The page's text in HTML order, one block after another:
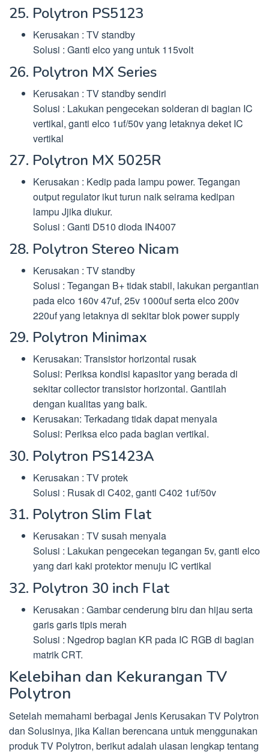
25. Polytron PS5123
Kerusakan : TV standby
Solusi : Ganti elco yang untuk 115volt
26. Polytron MX Series
Kerusakan : TV standby sendiri
Solusi : Lakukan pengecekan solderan di bagian IC
vertikal, ganti elco 1uf/50v yang letaknya deket IC
vertikal
27. Polytron MX 5025R
Kerusakan : Kedip pada lampu power. Tegangan
output regulator ikut turun naik seirama kedipan
lampu Jjika diukur.
Solusi : Ganti D510 dioda IN4007
28. Polytron Stereo Nicam
Kerusakan : TV standby
Solusi : Tegangan B+ tidak stabil, lakukan pergantian
pada elco 160v 47uf, 25v 1000uf serta elco 200v
220uf yang letaknya di sekitar blok power supply
29. Polytron Minimax
Kerusakan: Transistor horizontal rusak
Solusi: Periksa kondisi kapasitor yang berada di
sekitar collector transistor horizontal. Gantilah
dengan kualitas yang baik.
Kerusakan: Terkadang tidak dapat menyala
Solusi: Periksa elco pada bagian vertikal.
30. Polytron PS1423A
Kerusakan : TV protek
Solusi : Rusak di C402, ganti C402 1uf/50v
31. Polytron Slim Flat
Kerusakan : TV susah menyala
Solusi : Lakukan pengecekan tegangan 5v, ganti elco
yang dari kaki protektor menuju IC vertikal
32. Polytron 30 inch Flat
Kerusakan : Gambar cenderung biru dan hijau serta
garis garis tipis merah
Solusi : Ngedrop bagian KR pada IC RGB di bagian
matrik CRT.
Kelebihan dan Kekurangan TV
Polytron
Setelah memahami berbagai Jenis Kerusakan TV Polytron
dan Solusinya, jika Kalian berencana untuk menggunakan
produk TV Polytron, berikut adalah ulasan lengkap tentang